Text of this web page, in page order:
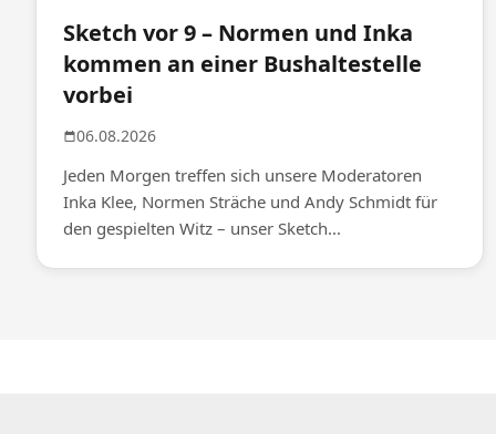
Sketch vor 9 – Normen und Inka
kommen an einer Bushaltestelle
vorbei
06.08.2026
Jeden Morgen treffen sich unsere Moderatoren
Inka Klee, Normen Sträche und Andy Schmidt für
den gespielten Witz – unser Sketch...